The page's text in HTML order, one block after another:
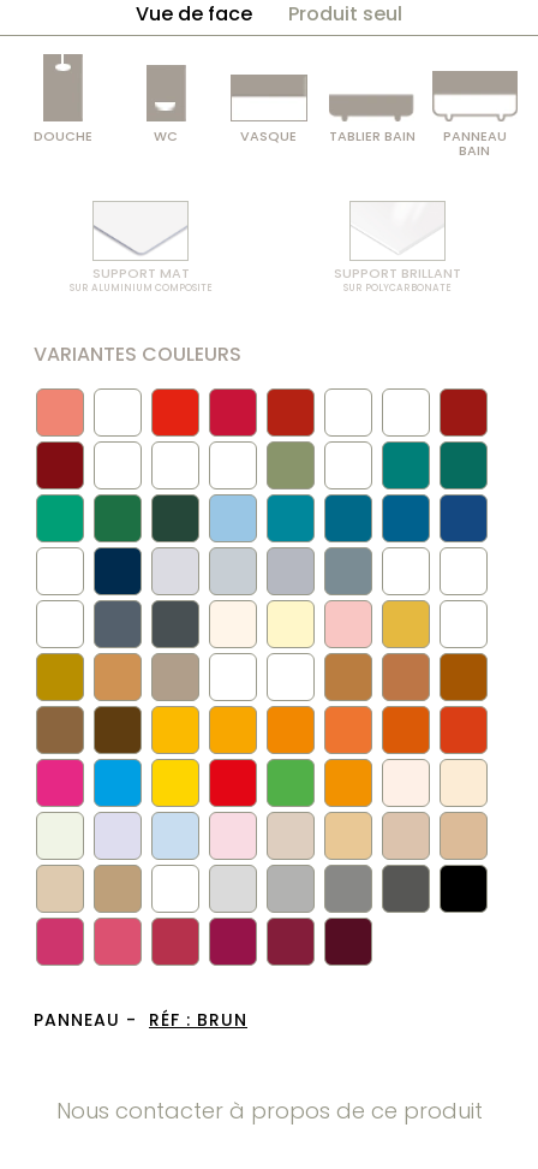
Vue de face Produit seul
DOUCHE WC VASQUE TABLIER BAIN PANNEAU
BAIN
SUPPORT MAT
SUR ALUMINIUM COMPOSITE
SUPPORT BRILLANT
SUR POLYCARBONATE
VARIANTES COULEURS
PANNEAU - RÉF : BRUN
Nous contacter à propos de ce produit